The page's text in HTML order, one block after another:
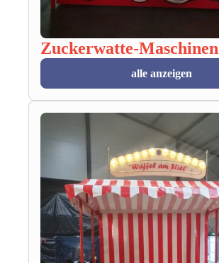
Zuckerwatte-Maschinen
alle anzeigen